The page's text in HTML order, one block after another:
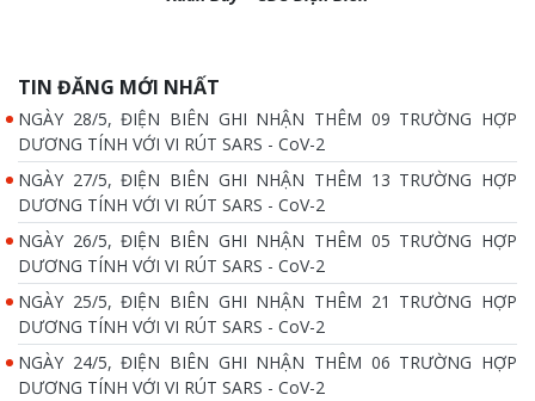
TIN ĐĂNG MỚI NHẤT
NGÀY 28/5, ĐIỆN BIÊN GHI NHẬN THÊM 09 TRƯỜNG HỢP
DƯƠNG TÍNH VỚI VI RÚT SARS - CoV-2
NGÀY 27/5, ĐIỆN BIÊN GHI NHẬN THÊM 13 TRƯỜNG HỢP
DƯƠNG TÍNH VỚI VI RÚT SARS - CoV-2
NGÀY 26/5, ĐIỆN BIÊN GHI NHẬN THÊM 05 TRƯỜNG HỢP
DƯƠNG TÍNH VỚI VI RÚT SARS - CoV-2
NGÀY 25/5, ĐIỆN BIÊN GHI NHẬN THÊM 21 TRƯỜNG HỢP
DƯƠNG TÍNH VỚI VI RÚT SARS - CoV-2
NGÀY 24/5, ĐIỆN BIÊN GHI NHẬN THÊM 06 TRƯỜNG HỢP
DƯƠNG TÍNH VỚI VI RÚT SARS - CoV-2